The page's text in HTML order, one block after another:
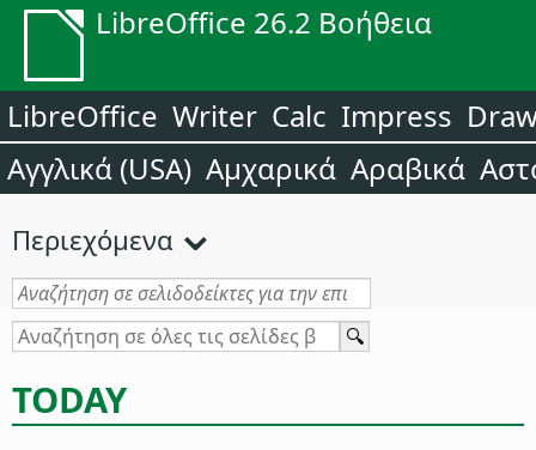
LibreOffice 26.2 Βοήθεια
LibreOffice Writer Calc Impress
Αγγλικά (USA) Αμχαρικά Αραβικά
Περιεχόμενα
TODAY